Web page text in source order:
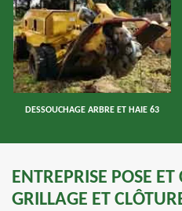
DESSOUCHAGE ARBRE ET HAIE 63
ENTREPRISE POSE
GRILLAGE ET